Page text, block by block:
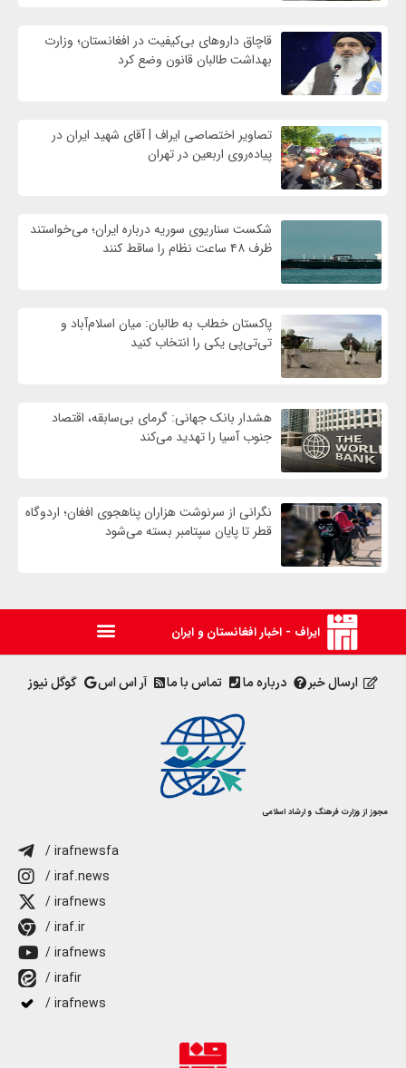
قاچاق داروهای بی‌کیفیت در افغانستان؛ وزارت
بهداشت طالبان قانون وضع کرد
تصاویر اختصاصی ایراف | آقای شهید ایران در
پیاده‌روی اربعین در تهران
شکست سناریوی سوریه درباره ایران؛ می‌خواستند
ظرف ۴۸ ساعت نظام را ساقط کنند
پاکستان خطاب به طالبان: میان اسلام‌آباد و
تی‌تی‌پی یکی را انتخاب کنید
هشدار بانک جهانی: گرمای بی‌سابقه، اقتصاد
جنوب آسیا را تهدید می‌کند
نگرانی از سرنوشت هزاران پناهجوی افغان؛ اردوگاه
قطر تا پایان سپتامبر بسته می‌شود
ایراف - اخبار افغانستان و ایران
ارسال خبر درباره ما تماس با ما آر اس اس گوگل نیوز
مجوز از وزارت فرهنگ و ارشاد اسلامی
/ irafnewsfa
/ iraf.news
/ irafnews
/ iraf.ir
/ irafnews
/ irafir
/ irafnews